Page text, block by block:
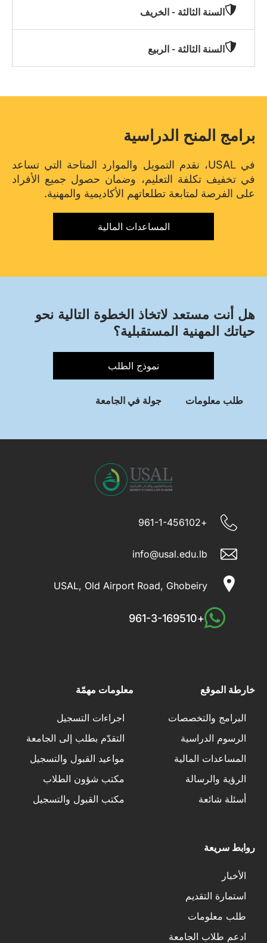
السنة الثالثة - الخريف
السنة الثالثة - الربيع
برامج المنح الدراسية
في USAL، نقدم التمويل والموارد المتاحة التي تساعد
في تخفيف تكلفة التعليم، وضمان حصول جميع الأفراد
على الفرصة لمتابعة تطلعاتهم الأكاديمية والمهنية.
المساعدات المالية
هل أنت مستعد لاتخاذ الخطوة التالية نحو
حياتك المهنية المستقبلية؟
نموذج الطلب
طلب معلومات جولة في الجامعة
+961-1-456102
info@usal.edu.lb
USAL, Old Airport Road, Ghobeiry
+961-3-169510
خارطة الموقع
البرامج والتخصصات
الرسوم الدراسية
المساعدات المالية
الرؤية والرسالة
أسئلة شائعة
معلومات مهمّة
اجراءات التسجيل
التقدّم بطلب إلى الجامعة
مواعيد القبول والتسجيل
مكتب شؤون الطلاب
مكتب القبول والتسجيل
روابط سريعة
الأخبار
استمارة التقديم
طلب معلومات
ادعم طلاب الجامعة